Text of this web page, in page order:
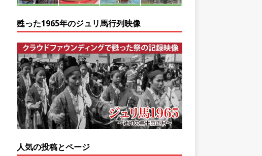
甦った1965年のジュリ馬行列映像
人気の投稿とページ